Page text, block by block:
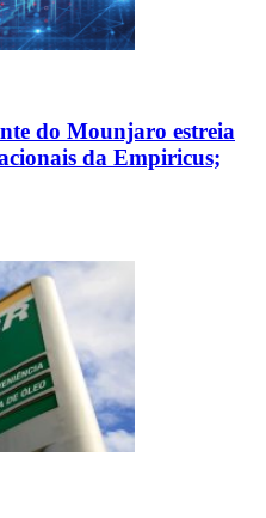
do Mounjaro estreia
da Empiricus;